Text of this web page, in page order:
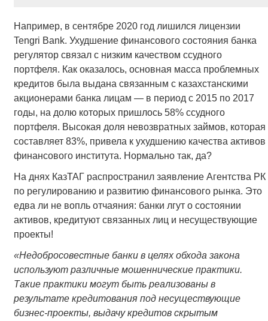
Например, в сентябре 2020 год лишился лицензии
Tengri Bank. Ухудшение финансового состояния банка
регулятор связал с низким качеством ссудного
портфеля. Как оказалось, основная масса проблемных
кредитов была выдана связанным с казахстанскими
акционерами банка лицам — в период с 2015 по 2017
годы, на долю которых пришлось 58% ссудного
портфеля. Высокая доля невозвратных займов, которая
составляет 83%, привела к ухудшению качества активов
финансового института. Нормально так, да?
На днях КазТАГ распространил заявление Агентства РК
по регулированию и развитию финансового рынка. Это
едва ли не вопль отчаяния: банки лгут о состоянии
активов, кредитуют связанных лиц и несуществующие
проекты!
«Недобросовестные банки в целях обхода закона
используют различные мошеннические практики.
Такие практики могут быть реализованы в
результате кредитования под несуществующие
бизнес-проекты, выдачу кредитов скрытым